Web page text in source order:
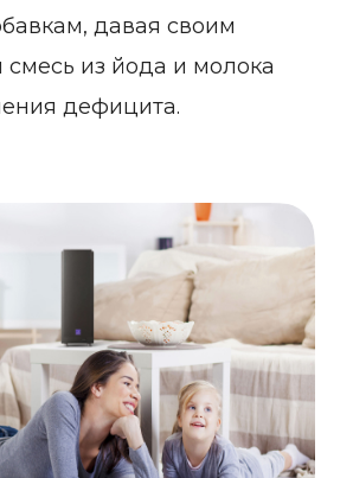
давая своим
из йода и молока
дефицита.